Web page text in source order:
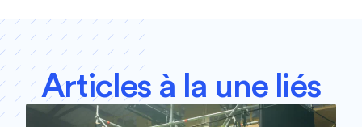
Articles à la une liés